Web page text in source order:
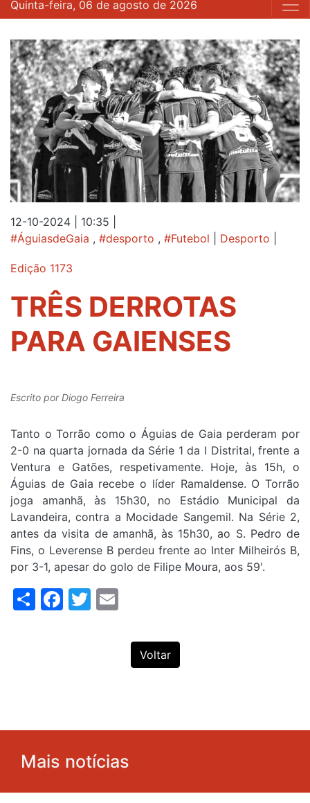
Quinta-feira, 06 de agosto de 2026
12-10-2024 | 10:35
#ÁguiasdeGaia , #desporto , #Futebol Desporto
Edição 1173
TRÊS DERROTAS
PARA GAIENSES
Escrito porDiogo Ferreira
Tanto o Torrão como o Águias de Gaia perderam por
2-0 na quarta jornada da Série 1 da I Distrital, frente a
Ventura e Gatões, respetivamente. Hoje, às 15h, o
Águias de Gaia recebe o líder Ramaldense. O Torrão
joga amanhã, às 15h30, no Estádio Municipal da
Lavandeira, contra a Mocidade Sangemil. Na Série 2,
antes da visita de amanhã, às 15h30, ao S. Pedro de
Fins, o Leverense B perdeu frente ao Inter Milheirós B,
por 3-1, apesar do golo de Filipe Moura, aos 59'.
ShareFacebook
Twitter
Voltar
Mais notícias